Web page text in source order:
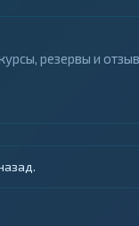
резервы и